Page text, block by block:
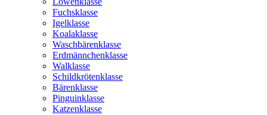
Fuchsklasse
Igelklasse
Koalaklasse
Waschbärenklasse
Erdmännchenklasse
Walklasse
Schildkrötenklasse
Bärenklasse
Pinguinklasse
Katzenklasse